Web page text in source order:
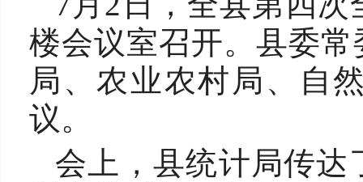
楼会议室召开。县委
局、农业农村局、自
议。
会上，县统计局传达